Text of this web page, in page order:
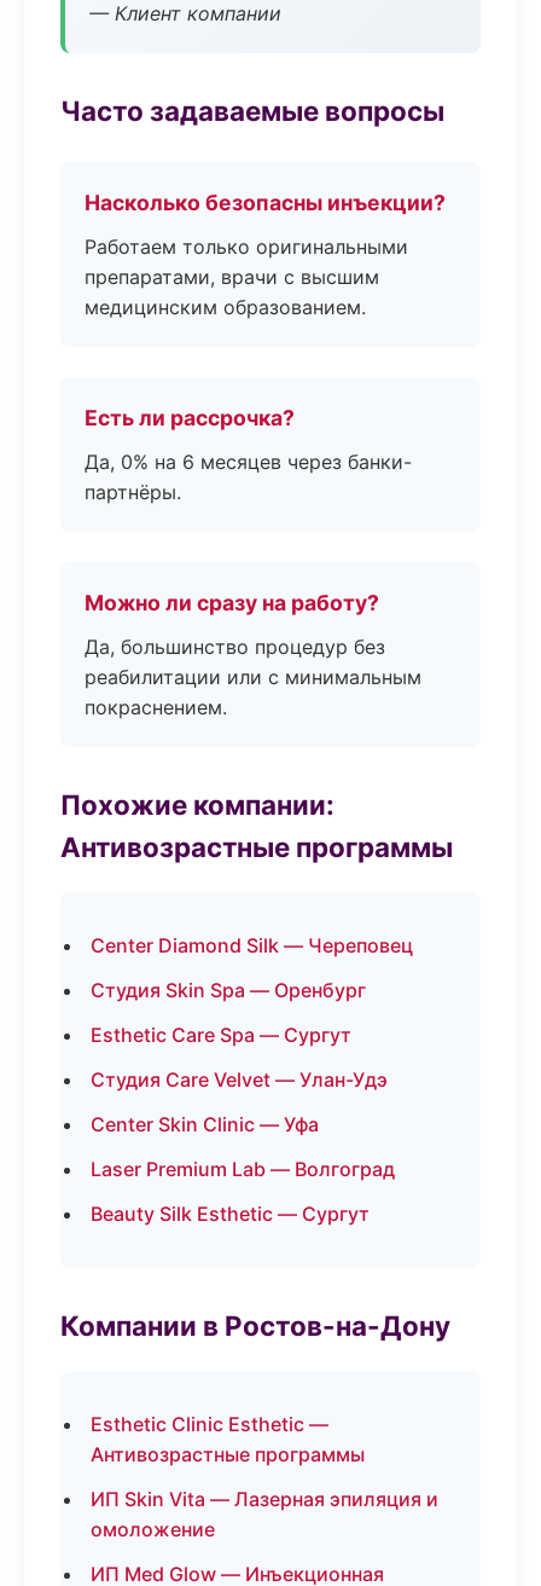
— Клиент компании
Часто задаваемые вопросы
Насколько безопасны инъекции?
Работаем только оригинальными
препаратами, врачи с высшим
медицинским образованием.
Есть ли рассрочка?
Да, 0% на 6 месяцев через банки-
партнёры.
Можно ли сразу на работу?
Да, большинство процедур без
реабилитации или с минимальным
покраснением.
Похожие компании:
Антивозрастные программы
Center Diamond Silk — Череповец
Студия Skin Spa — Оренбург
Esthetic Care Spa — Сургут
Студия Care Velvet — Улан-Удэ
Center Skin Clinic — Уфа
Laser Premium Lab — Волгоград
Beauty Silk Esthetic — Сургут
Компании в Ростов-на-Дону
Esthetic Clinic Esthetic —
Антивозрастные программы
ИП Skin Vita — Лазерная эпиляция и
омоложение
ИП Med Glow — Инъекционная